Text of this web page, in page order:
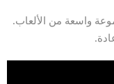
واسعة من الألعاب.